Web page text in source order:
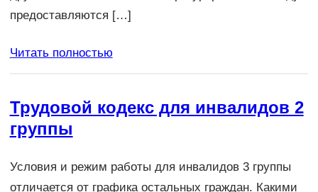
предоставляются […]
Читать полностью
Трудовой кодекс для инвалидов 2
группы
Условия и режим работы для инвалидов 3 группы
отличается от графика остальных граждан. Какими